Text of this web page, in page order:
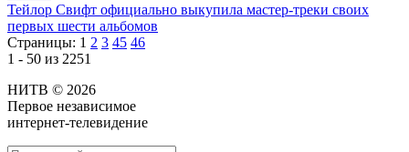
Тейлор Свифт официально выкупила мастер-треки своих
первых шести альбомов
Страницы: 1 2 3 45 46
1 - 50 из 2251
НИТВ © 2026
Первое независимое
интернет-телевидение